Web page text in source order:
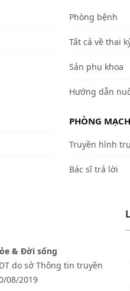
Phòng bệnh
Tất cả về thai
Sản phụ khoa
Hướng dẫn
PHÒNG
Truyền hình
Bác sĩ trả lời
& Đời sống
do sở Thông tin truyền
08/2019